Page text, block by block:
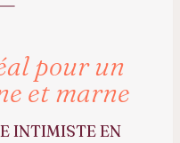
pour un
et marne
INTIMISTE EN